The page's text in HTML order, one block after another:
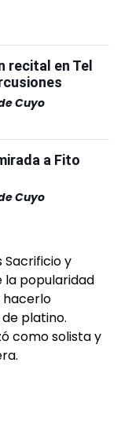
recital en Tel
Cuyo
a Fito
Cuyo
Sacrificio y
la popularidad
hacerlo
platino.
como solista y